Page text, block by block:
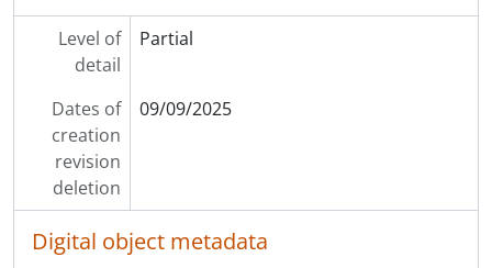
Level of
detail
Partial
Dates of
creation
revision
deletion
09/09/2025
Digital object metadata